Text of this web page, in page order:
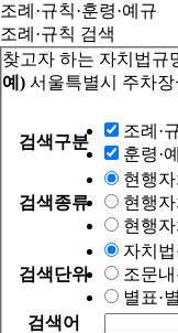
조례·규칙·훈령·예규
조례·규칙 검색
찾고자 하는 자치법규
예) 서울특별시 주차
검색구분
조례·
훈령·
검색종류
현행
현행
현행
검색단위
자치
조문
별표·
검색어